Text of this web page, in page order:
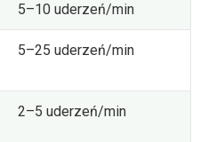
5–10 uderzeń/min
5–25 uderzeń/min
2–5 uderzeń/min